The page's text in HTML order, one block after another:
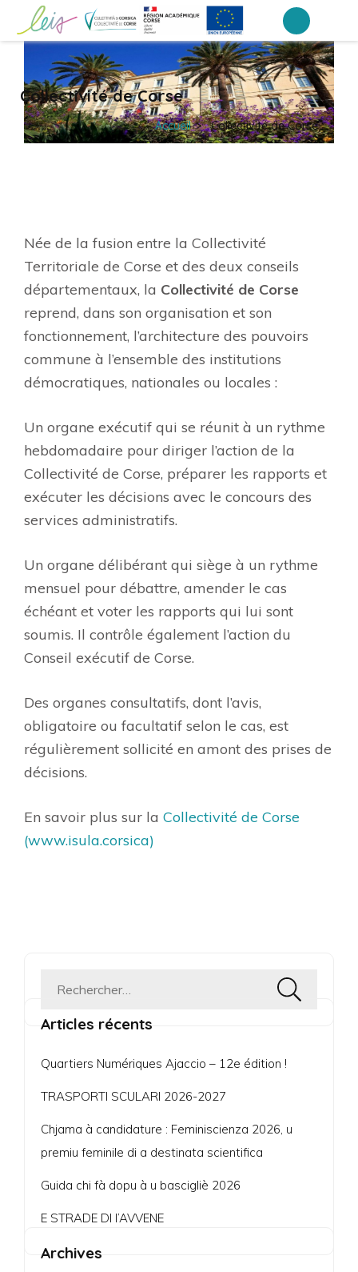
(Pressez
Entrée)
Portail Inter-établissements Leia
LEIA, le portail ENT NEO des établissements de Corse
Collectivité de Corse
Accueil > Collectivité de Corse
Née de la fusion entre la Collectivité
Territoriale de Corse et des deux conseils
départementaux, la Collectivité de Corse
reprend, dans son organisation et son
fonctionnement, l’architecture des pouvoirs
commune à l’ensemble des institutions
démocratiques, nationales ou locales :
Un organe exécutif qui se réunit à un rythme
hebdomadaire pour diriger l’action de la
Collectivité de Corse, préparer les rapports et
exécuter les décisions avec le concours des
services administratifs.
Un organe délibérant qui siège à un rythme
mensuel pour débattre, amender le cas
échéant et voter les rapports qui lui sont
soumis. Il contrôle également l’action du
Conseil exécutif de Corse.
Des organes consultatifs, dont l’avis,
obligatoire ou facultatif selon le cas, est
régulièrement sollicité en amont des prises de
décisions.
En savoir plus sur la Collectivité de Corse
(www.isula.corsica)
Rechercher :
Articles récents
Quartiers Numériques Ajaccio – 12e édition !
TRASPORTI SCULARI 2026-2027
Chjama à candidature : Feminiscienza 2026, u
premiu feminile di a destinata scientifica
Guida chi fà dopu à u bascigliè 2026
E STRADE DI l’AVVENE
Archives